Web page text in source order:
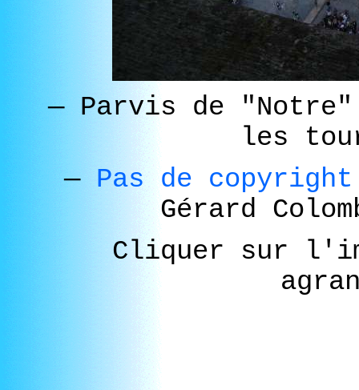
—Parvis de "Notre"
les
— Pas de
Gérard
Cliquer sur